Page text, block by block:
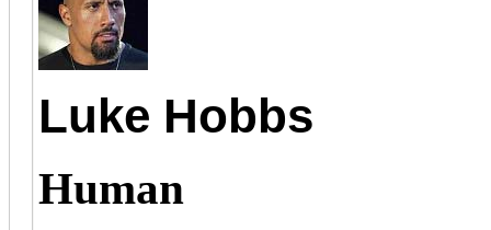
Luke Hobbs
Human